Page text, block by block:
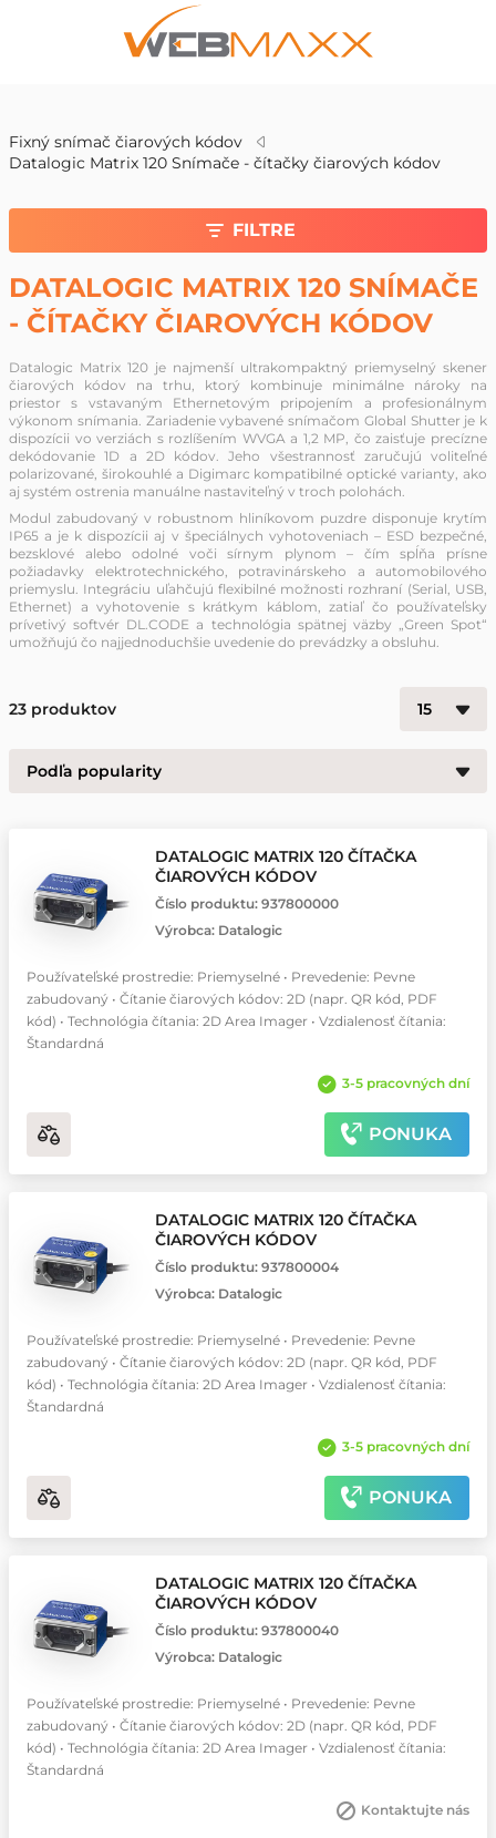
Fixný snímač čiarových kódov
Datalogic Matrix 120 Snímače - čítačky čiarových kódov
DATALOGIC MATRIX 120 SNÍMAČE
- ČÍTAČKY ČIAROVÝCH KÓDOV
Datalogic Matrix 120 je najmenší ultrakompaktný priemyselný skener
čiarových kódov na trhu, ktorý kombinuje minimálne nároky na
priestor s vstavaným Ethernetovým pripojením a profesionálnym
výkonom snímania. Zariadenie vybavené snímačom Global Shutter je k
dispozícii vo verziách s rozlíšením WVGA a 1,2 MP, čo zaisťuje precízne
dekódovanie 1D a 2D kódov. Jeho všestrannosť zaručujú voliteľné
polarizované, širokouhlé a Digimarc kompatibilné optické varianty, ako
aj systém ostrenia manuálne nastaviteľný v troch polohách.
Modul zabudovaný v robustnom hliníkovom puzdre disponuje krytím
IP65 a je k dispozícii aj v špeciálnych vyhotoveniach – ESD bezpečné,
bezsklové alebo odolné voči sírnym plynom – čím spĺňa prísne
požiadavky elektrotechnického, potravinárskeho a automobilového
priemyslu. Integráciu uľahčujú flexibilné možnosti rozhraní (Serial, USB,
Ethernet) a vyhotovenie s krátkym káblom, zatiaľ čo používateľsky
prívetivý softvér DL.CODE a technológia spätnej väzby „Green Spot“
umožňujú čo najjednoduchšie uvedenie do prevádzky a obsluhu.
23 produktov
DATALOGIC MATRIX 120 ČÍTAČKA
ČIAROVÝCH KÓDOV
Číslo produktu: 937800000
Výrobca: Datalogic
Používateľské prostredie: Priemyselné • Prevedenie: Pevne
zabudovaný • Čítanie čiarových kódov: 2D (napr. QR kód, PDF
kód) • Technológia čítania: 2D Area Imager • Vzdialenosť čítania:
Štandardná
3-5 pracovných dní
PONUKA
DATALOGIC MATRIX 120 ČÍTAČKA
ČIAROVÝCH KÓDOV
Číslo produktu: 937800004
Výrobca: Datalogic
Používateľské prostredie: Priemyselné • Prevedenie: Pevne
zabudovaný • Čítanie čiarových kódov: 2D (napr. QR kód, PDF
kód) • Technológia čítania: 2D Area Imager • Vzdialenosť čítania:
Štandardná
3-5 pracovných dní
PONUKA
DATALOGIC MATRIX 120 ČÍTAČKA
ČIAROVÝCH KÓDOV
Číslo produktu: 937800040
Výrobca: Datalogic
Používateľské prostredie: Priemyselné • Prevedenie: Pevne
zabudovaný • Čítanie čiarových kódov: 2D (napr. QR kód, PDF
kód) • Technológia čítania: 2D Area Imager • Vzdialenosť čítania:
Štandardná
Kontaktujte nás
FILTRE